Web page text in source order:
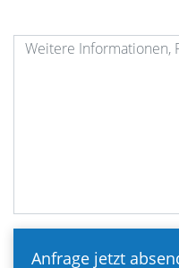
Anfrage jetzt